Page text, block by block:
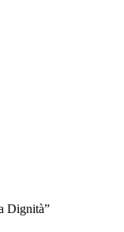
Dignità”